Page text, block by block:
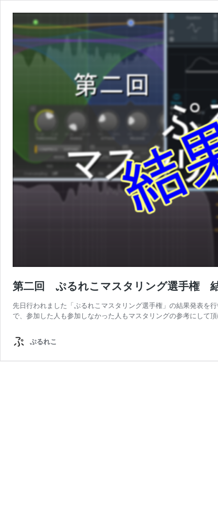
第二回 ぷるれこマスタリング選手権
先日行われました「ぷるれこマスタリング選手権」の結果発表を
で、参加した人も参加しなかった人もマスタリングの参考にして
ぷるれこ